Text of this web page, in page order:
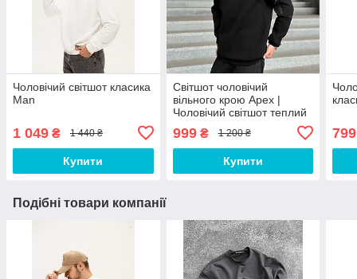
Чоловічий світшот класика
Man
1 049 ₴ 1 440 ₴
Купити
Світшот чоловічий
вільного крою Apex |
Чоловічий світшот теплий
осінь-зима ЛЮКС якості
999₴ 1 200 ₴
Купити
799
Подібні товари компанії